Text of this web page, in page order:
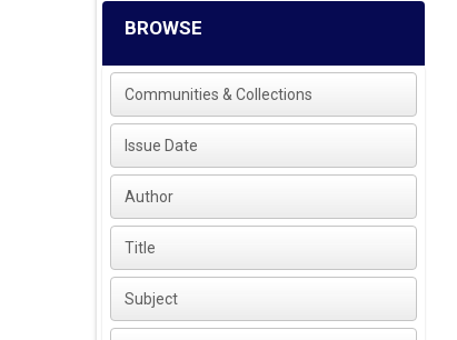
BROWSE
Communities & Collections
Issue Date
Author
Title
Subject